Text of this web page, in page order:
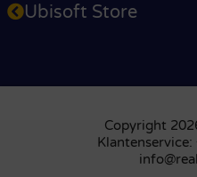
Ubisoft Store
Copyright